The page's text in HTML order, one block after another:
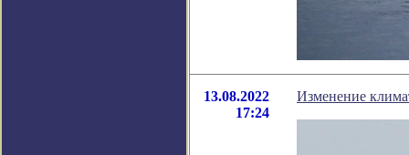
13.08.2022
17:24
Изменение